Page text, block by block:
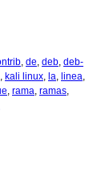
, de, deb, deb-
, kali linux, la, linea,
, rama, ramas,